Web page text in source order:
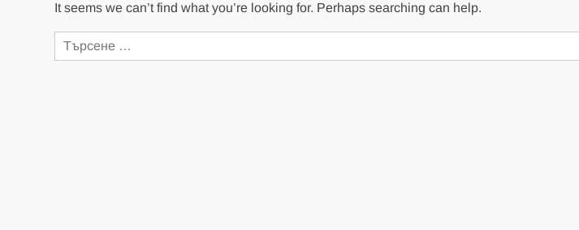
It seems we can’t find what you’re looking for. Perhaps searching can help.